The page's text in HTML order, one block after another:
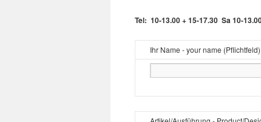
Tel: 10-13.00 + 15-17.30 Sa 10-
Ihr Name - your name (Pflichtfeld)